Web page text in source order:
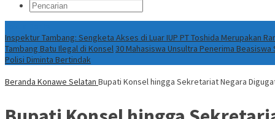
Inspektur Tambang: Sengketa Akses di Luar IUP PT Toshida Merupakan
Tambang Batu Ilegal di Konsel30 Mahasiswa Unsultra Penerima Beasiswa
Polisi Diminta Bertindak
Beranda Konawe Selatan Bupati Konsel hingga Sekretariat Negara